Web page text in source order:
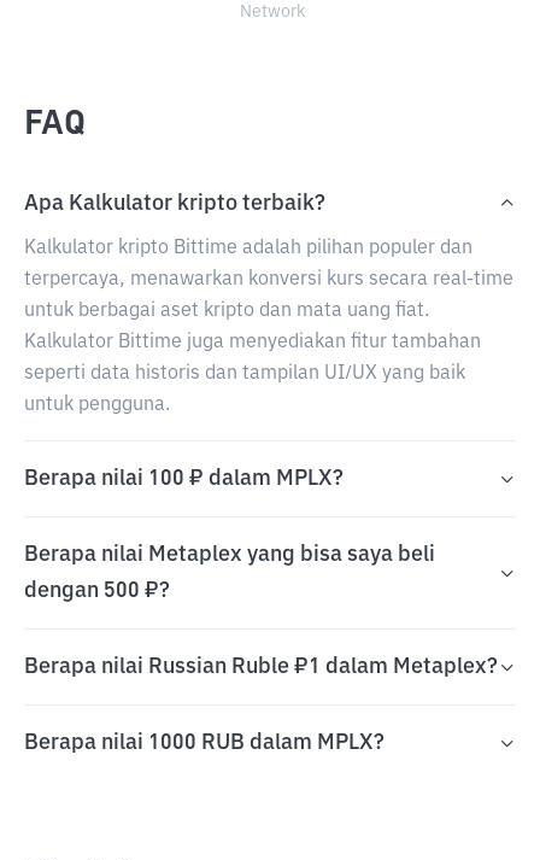
Network
FAQ
Apa Kalkulator kripto terbaik?
Kalkulator kripto Bittime adalah pilihan populer dan
terpercaya, menawarkan konversi kurs secara real-time
untuk berbagai aset kripto dan mata uang fiat.
Kalkulator Bittime juga menyediakan fitur tambahan
seperti data historis dan tampilan UI/UX yang baik
untuk pengguna.
Berapa nilai 100 ₽ dalam MPLX?
Berapa nilai Metaplex yang bisa saya beli
dengan 500 ₽?
Berapa nilai Russian Ruble ₽1 dalam Metaplex?
Berapa nilai 1000 RUB dalam MPLX?